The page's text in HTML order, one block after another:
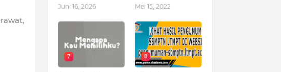
Juni 16, 2026 Mei 15, 2022
7 8